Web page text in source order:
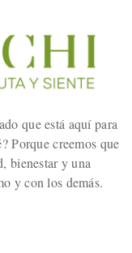
que está aquí para
Porque creemos que
bienestar y una
y con los demás.